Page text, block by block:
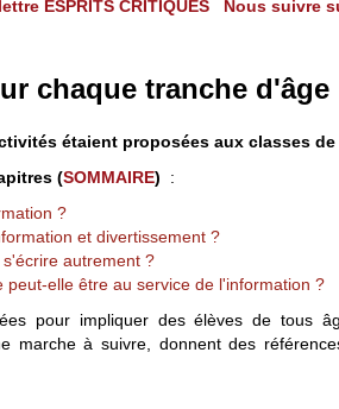
ESPRITS CRITIQUES
Nous suivre
chaque tranche d'âge
étaient proposées aux classes de
(SOMMAIRE)
:
?
et divertissement ?
autrement ?
peut-elle être au service de l'information ?
pour impliquer des élèves de tous
marche à suivre, donnent des